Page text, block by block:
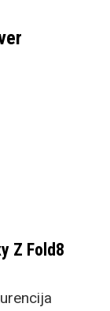
Z Fold8